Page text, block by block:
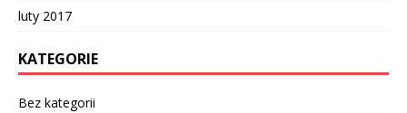
luty 2017
KATEGORIE
Bez kategorii